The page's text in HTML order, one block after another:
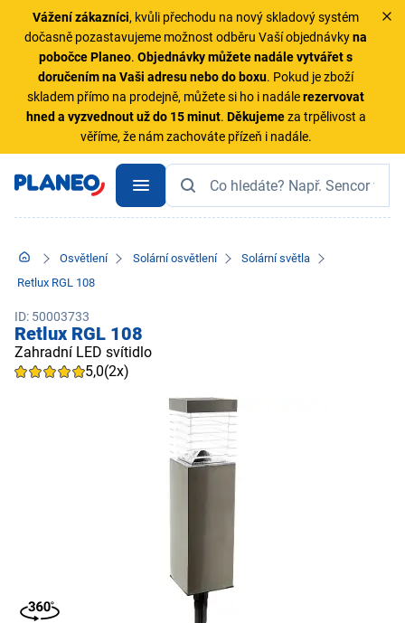
Vážení zákazníci, kvůli přechodu na nový skladový systém
dočasně pozastavujeme možnost odběru Vaší objednávkyna
pobočce Planeo.Objednávky můžete nadále vytvářet s
doručením na Vaši adresu nebo do boxu. Pokud je zboží
skladem přímo na prodejně, můžete si ho i nadálerezervovat
hned a vyzvednout už do 15 minut. Děkujemeza trpělivost a
věříme, že nám zachováte přízeň i nadále.
Osvětlení Solární osvětlení
Solární světla
Retlux RGL 108
ID: 50003733
Retlux RGL 108
Zahradní LED svítidlo
5,0(2x)